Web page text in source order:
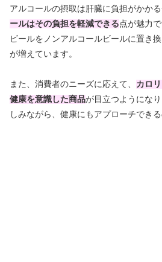
アルコールの摂取は肝臓に負担がかかる
ールはその負担を軽減できる 点が魅力
ビールをノンアルコールビールに置き
が増えています。
また、消費者のニーズに応えて、 カロ
健康を意識した商品が目立つようにな
しみながら、健康にもアプローチでき